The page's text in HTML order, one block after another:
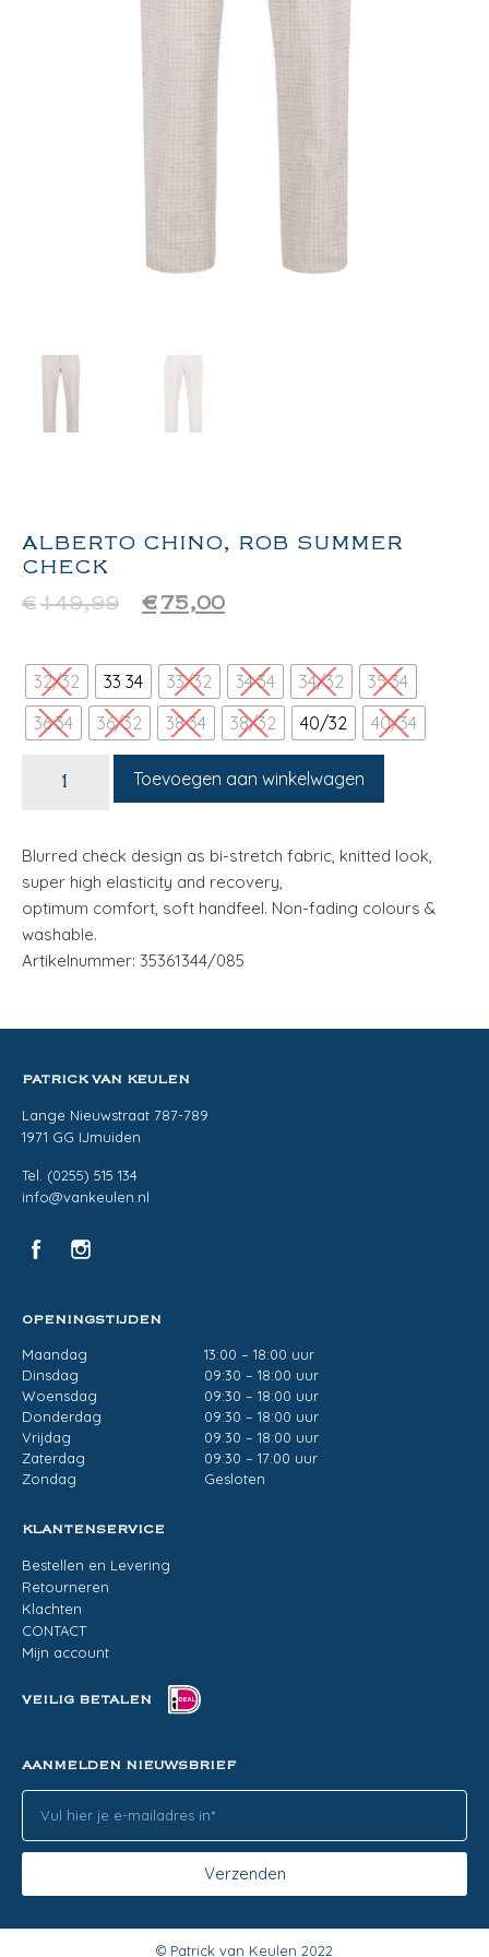
ALBERTO CHINO, ROB SUMMER
CHECK
€149,99 € 75,00
32/32 33 34 33/32 34 34 34/32
35 34
36 34
36/32 38 34 38/32 40/32 40/34
Toevoegen aan winkelwagen
Blurred check design as bi-stretch fabric, knitted look,
super high elasticity and recovery,
optimum comfort, soft handfeel. Non-fading colours &
washable.
Artikelnummer: 35361344/085
PATRICK VAN KEULEN
Lange Nieuwstraat 787-789
1971 GG IJmuiden
Tel. (0255) 515 134
info@vankeulen.nl
OPENINGSTIJDEN
Maandag
13:00 – 18:00 uur
Dinsdag
09:30 – 18:00 uur
Woensdag
09:30 – 18:00 uur
Donderdag
09:30 – 18:00 uur
Vrijdag
09:30 – 18:00 uur
Zaterdag
09:30 – 17:00 uur
Zondag
Gesloten
KLANTENSERVICE
Bestellen en Levering
Retourneren
Klachten
CONTACT
Mijn account
VEILIG BETALEN
AANMELDEN NIEUWSBRIEF
Verzenden
© Patrick van Keulen 2022